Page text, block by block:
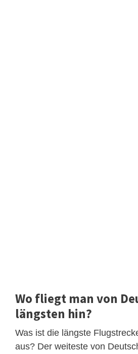
Wo fliegt man von
längsten hin?
Was ist die längste
aus? Der weiteste von